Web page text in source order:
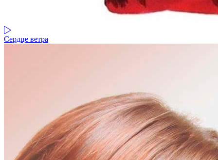
Сердце ветра